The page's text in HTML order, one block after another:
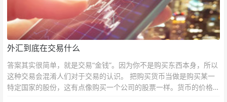
外汇到底在交易什么
答案其实很简单，就是交易“金钱”。因为你不是购买东西本身，所以
这种交易会混淆人们对于交易的认识。 把购买货币当做是购买某一
特定国家的股份，这有点像购买一个公司的股票一样。货币的价格直